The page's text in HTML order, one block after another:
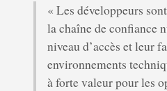
« Les développeurs
la chaîne de confiance
niveau d’accès et leur
environnements
à forte valeur pour les